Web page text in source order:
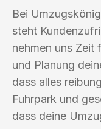
Bei
steht
nehmen uns Zeit
und Planung
dass alles
Fuhrpark und
dass deine